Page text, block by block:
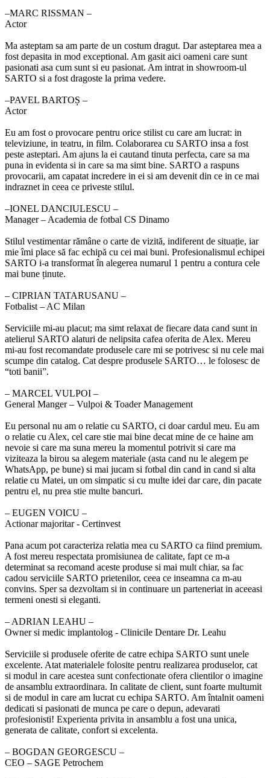
‒MARC RISSMAN –
Actor
Ma asteptam sa am parte de un costum dragut. Dar asteptarea mea a
fost depasita in mod exceptional. Am gasit aici oameni care sunt
pasionati asa cum sunt si eu pasionat. Am intrat in showroom-ul
SARTO si a fost dragoste la prima vedere.
‒PAVEL BARTOȘ –
Actor
Eu am fost o provocare pentru orice stilist cu care am lucrat: in
televiziune, in teatru, in film. Colaborarea cu SARTO insa a fost
peste asteptari. Am ajuns la ei cautand tinuta perfecta, care sa ma
puna in evidenta si in care sa ma simt bine. SARTO a raspuns
provocarii, am capatat incredere in ei si am devenit din ce in ce mai
indraznet in ceea ce priveste stilul.
‒IONEL DANCIULESCU –
Manager – Academia de fotbal CS Dinamo
Stilul vestimentar rămâne o carte de vizită, indiferent de situație, iar
mie îmi place să fac echipă cu cei mai buni. Profesionalismul echipei
SARTO i-a transformat în alegerea numarul 1 pentru a contura cele
mai bune ținute.
‒ CIPRIAN TATARUSANU –
Fotbalist – AC Milan
Serviciile mi-au placut; ma simt relaxat de fiecare data cand sunt in
atelierul SARTO alaturi de nelipsita cafea oferita de Alex. Mereu
mi-au fost recomandate produsele care mi se potrivesc si nu cele mai
scumpe din catalog. Cat despre produsele SARTO… le folosesc de
“toti banii”.
‒ MARCEL VULPOI –
General Manger – Vulpoi & Toader Management
Eu personal nu am o relatie cu SARTO, ci doar cardul meu. Eu am
o relatie cu Alex, cel care stie mai bine decat mine de ce haine am
nevoie si care ma suna mereu la momentul potrivit si care ma
viziteaza la birou sa alegem materiale (asta cand nu le alegem pe
WhatsApp, pe bune) si mai jucam si fotbal din cand in cand si alta
relatie cu Matei, un om simpatic si cu multe idei dar care, din pacate
pentru el, nu prea stie multe bancuri.
‒ EUGEN VOICU –
Actionar majoritar - Certinvest
Pana acum pot caracteriza relatia mea cu SARTO ca fiind premium.
A fost mereu respectata promisiunea de calitate, fapt ce m-a
determinat sa recomand aceste produse si mai mult chiar, sa fac
cadou serviciile SARTO prietenilor, ceea ce inseamna ca m-au
convins. Sper sa dezvoltam si in continuare un parteneriat in aceeasi
termeni onesti si eleganti.
‒ ADRIAN LEAHU –
Owner si medic implantolog - Clinicile Dentare Dr. Leahu
Serviciile si produsele oferite de catre echipa SARTO sunt unele
excelente. Atat materialele folosite pentru realizarea produselor, cat
si modul in care acestea sunt confectionate ofera clientilor o imagine
de ansamblu extraordinara. In calitate de client, sunt foarte multumit
si de modul in care am lucrat cu echipa SARTO. Am întalnit oameni
dedicati si pasionati de munca pe care o depun, adevarati
profesionisti! Experienta privita in ansamblu a fost una unica,
generata de calitate, confort si excelenta.
‒ BOGDAN GEORGESCU –
CEO – SAGE Petrochem